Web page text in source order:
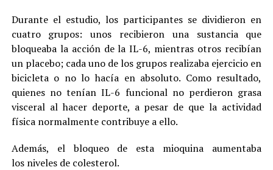
Durante el estudio, los participantes se dividieron en
cuatro grupos: unos recibieron una sustancia que
bloqueaba la acción de la IL-6, mientras otros recibían
un placebo; cada uno de los grupos realizaba ejercicio en
bicicleta o no lo hacía en absoluto. Como resultado,
quienes no tenían IL-6 funcional no perdieron grasa
visceral al hacer deporte, a pesar de que la actividad
física normalmente contribuye a ello.
Además, el bloqueo de esta mioquina aumentaba
los niveles de colesterol.